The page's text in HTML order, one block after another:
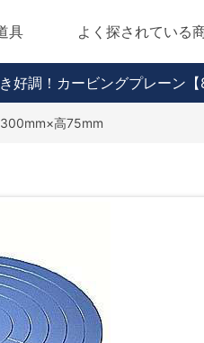
具 よく探されている
好調！カービングプレーン
高75mm